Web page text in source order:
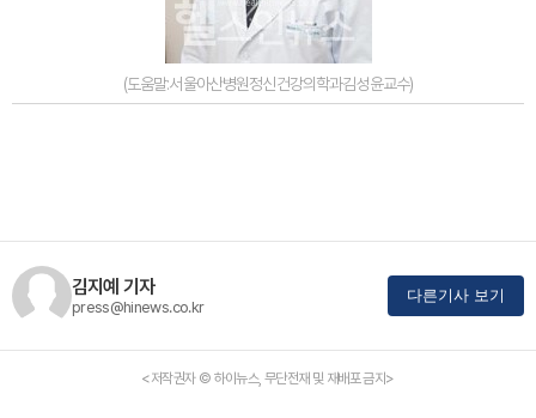
(도움말:서울아산병원정신건강의학과김성윤교수)
김지예 기자
press@hinews.co.kr
다른기사 보기
<저작권자 © 하이뉴스, 무단전재 및 재배포 금지>